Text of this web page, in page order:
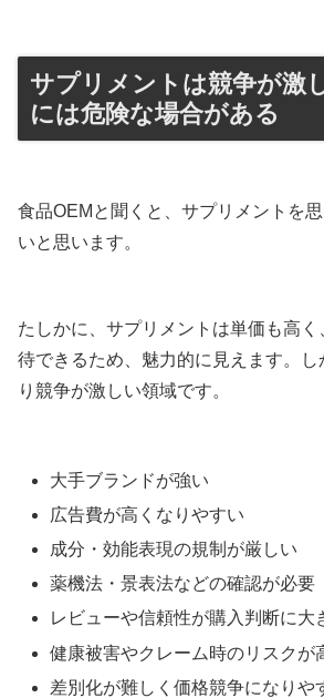
サプリメントは競争が激
には危険な場合がある
食品OEMと聞くと、サプリメントを
いと思います。
たしかに、サプリメントは単価も高
待できるため、魅力的に見えます。
り競争が激しい領域です。
大手ブランドが強い
広告費が高くなりやすい
成分・効能表現の規制が厳しい
薬機法・景表法などの確認が必要
レビューや信頼性が購入判断に大
健康被害やクレーム時のリスクが
差別化が難しく価格競争になりや